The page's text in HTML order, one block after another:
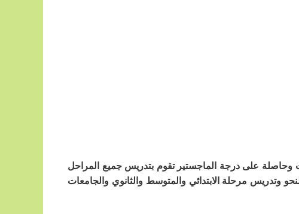
وحاصلة على درجة الماجستير تقوم بتدريس جميع المراحل
وتدريس مرحلة الابتدائي والمتوسط والثانوي والجامعات